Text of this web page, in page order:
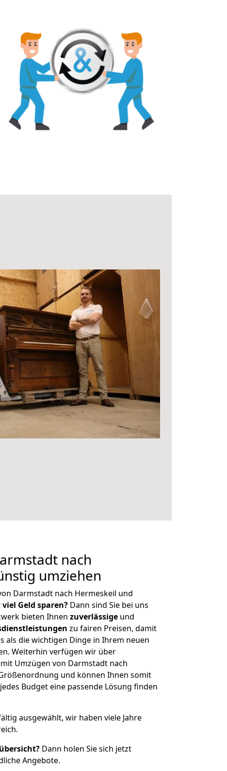
nach
umziehen
Darmstadt nach Hermeskeil und
viel Geld sparen? Dann sind Sie bei uns
bieten Ihnen zuverlässige und
zu fairen Preisen, damit
als die wichtigen Dinge in Ihrem neuen
Weiterhin verfügen wir über
Umzügen von Darmstadt nach
und können Ihnen somit
Budget eine passende Lösung finden
ausgewählt, wir haben viele Jahre
Dann holen Sie sich jetzt
Angebote.